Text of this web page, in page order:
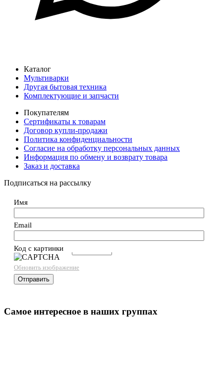
Каталог
Мультиварки
Другая бытовая техника
Комплектующие и запчасти
Покупателям
Сертификаты к товарам
Договор купли-продажи
Политика конфиденциальности
Согласие на обработку персональных данных
Информация по обмену и возврату товара
Заказ и доставка
Подписаться на рассылку
Имя
Email
Код с картинки→
Обновить изображение
Самое интересное в наших группах